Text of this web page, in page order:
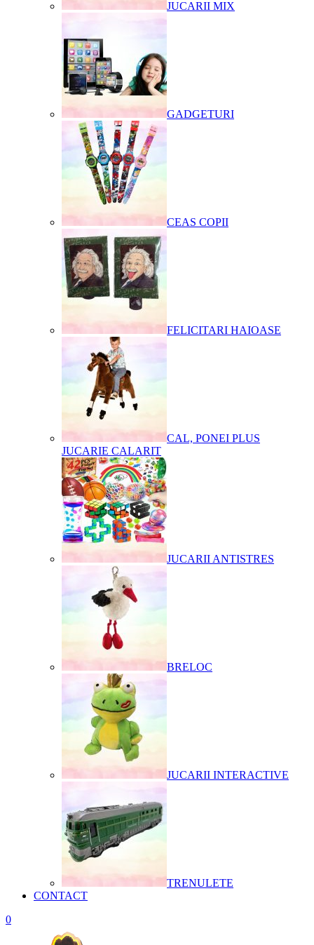
JUCARII MIX
GADGETURI
CEAS COPII
FELICITARI HAIOASE
CAL, PONEI PLUS
JUCARIE CALARIT
JUCARII ANTISTRES
BRELOC
JUCARII INTERACTIVE
TRENULETE
CONTACT
0